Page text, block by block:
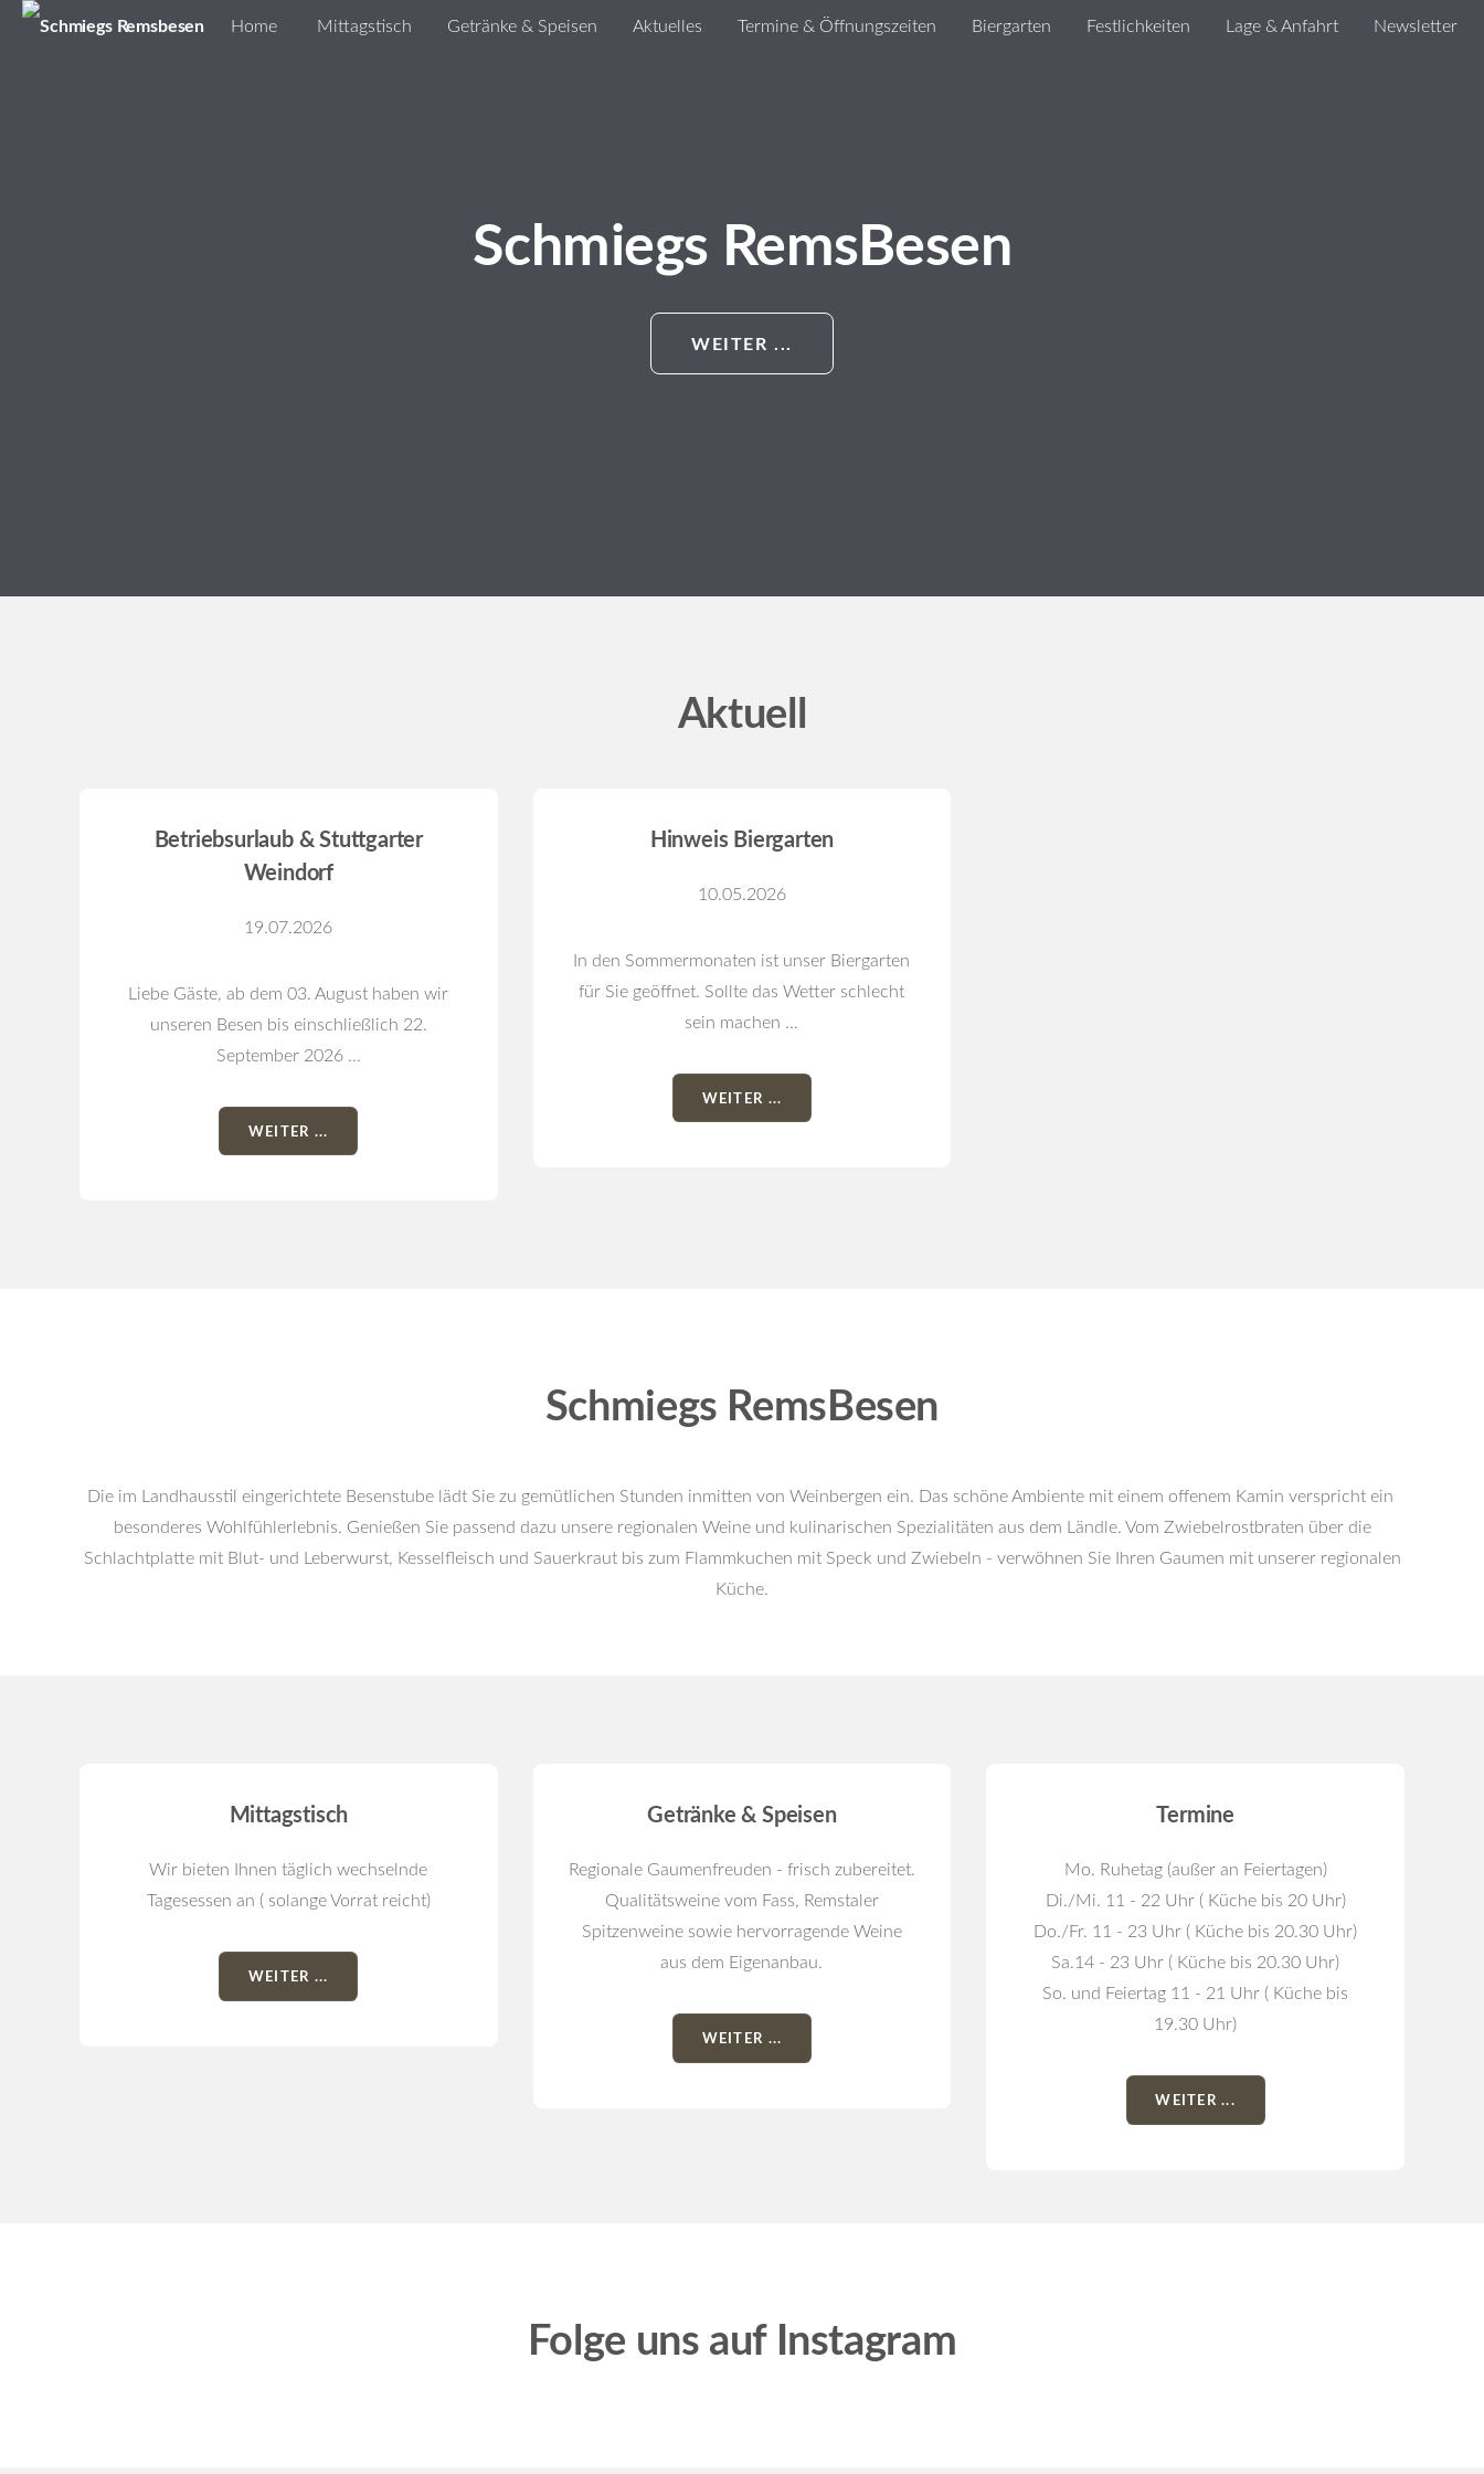
Home Mittagstisch Getränke & Speisen Aktuelles Termine & Öffnungszeiten Biergarten Festlichkeiten Lage & Anfahrt Newsletter
Schmiegs RemsBesen
WEITER ...
Aktuell
Betriebsurlaub & Stuttgarter
Weindorf
19.07.2026
Liebe Gäste, ab dem 03. August haben wir
unseren Besen bis einschließlich 22.
September 2026 ...
WEITER ...
Hinweis Biergarten
10.05.2026
In den Sommermonaten ist unser Biergarten
für Sie geöffnet. Sollte das Wetter schlecht
sein machen ...
WEITER ...
Schmiegs RemsBesen
Die im Landhausstil eingerichtete Besenstube lädt Sie zu gemütlichen Stunden inmitten von Weinbergen ein. Das schöne Ambiente mit einem offenem Kamin verspricht ein
besonderes Wohlfühlerlebnis. Genießen Sie passend dazu unsere regionalen Weine und kulinarischen Spezialitäten aus dem Ländle. Vom Zwiebelrostbraten über die
Schlachtplatte mit Blut- und Leberwurst, Kesselfleisch und Sauerkraut bis zum Flammkuchen mit Speck und Zwiebeln - verwöhnen Sie Ihren Gaumen mit unserer regionalen
Küche.
Mittagstisch
Wir bieten Ihnen täglich wechselnde
Tagesessen an ( solange Vorrat reicht)
WEITER ...
Getränke & Speisen
Regionale Gaumenfreuden - frisch zubereitet.
Qualitätsweine vom Fass, Remstaler
Spitzenweine sowie hervorragende Weine
aus dem Eigenanbau.
WEITER ...
Termine
Mo. Ruhetag (außer an Feiertagen)
Di./Mi. 11 - 22 Uhr ( Küche bis 20 Uhr)
Do./Fr. 11 - 23 Uhr ( Küche bis 20.30 Uhr)
Sa.14 - 23 Uhr ( Küche bis 20.30 Uhr)
So. und Feiertag 11 - 21 Uhr ( Küche bis
19.30 Uhr)
WEITER ...
Folge uns auf Instagram